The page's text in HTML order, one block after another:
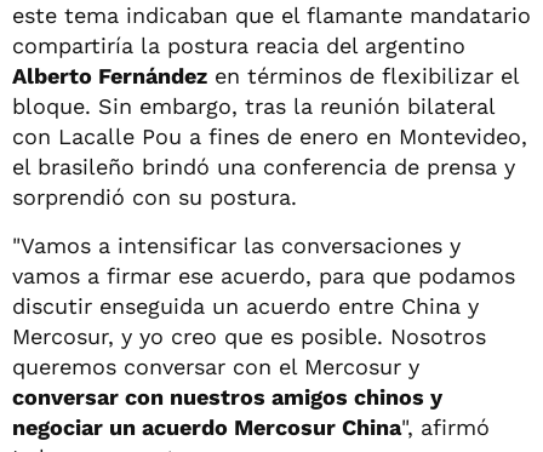
este tema indicaban que el flamante mandatario
compartiría la postura reacia del argentino
Alberto Fernández en términos de flexibilizar el
bloque. Sin embargo, tras la reunión bilateral
con Lacalle Pou a fines de enero en Montevideo,
el brasileño brindó una conferencia de prensa y
sorprendió con su postura.
"Vamos a intensificar las conversaciones y
vamos a firmar ese acuerdo, para que podamos
discutir enseguida un acuerdo entre China y
Mercosur, y yo creo que es posible. Nosotros
queremos conversar con el Mercosur y
conversar con nuestros amigos chinos y
negociar un acuerdo Mercosur China", afirmó